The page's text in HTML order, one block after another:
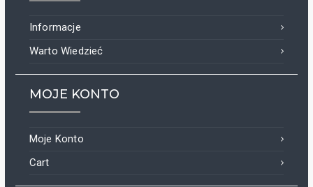
Informacje
Warto Wiedzieć
MOJE KONTO
Moje Konto
Cart